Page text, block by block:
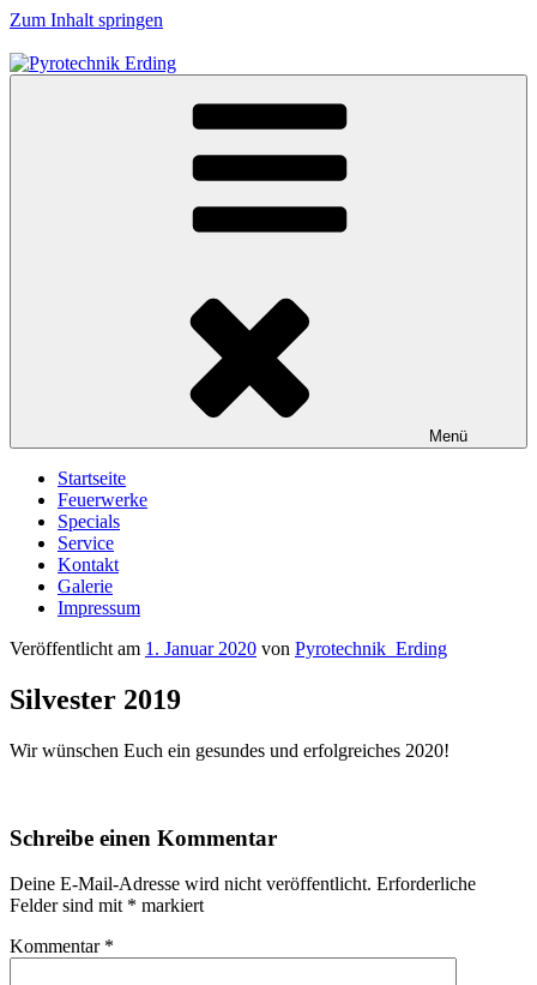
Zum Inhalt springen
Wir gestalten individuell für Sie Ihr persönliches Highlight
Menü
Startseite
Feuerwerke
Specials
Service
Kontakt
Galerie
Impressum
Veröffentlicht am 1. Januar 2020 von Pyrotechnik_Erding
Silvester 2019
Wir wünschen Euch ein gesundes und erfolgreiches 2020!
Schreibe einen Kommentar
Deine E-Mail-Adresse wird nicht veröffentlicht. Erforderliche
Felder sind mit * markiert
Kommentar *